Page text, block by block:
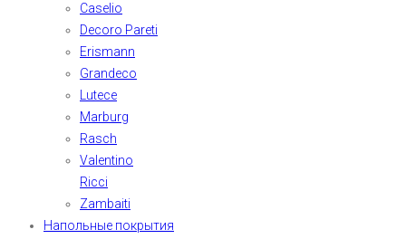
Caselio
Decoro Pareti
Erismann
Grandeco
Lutece
Marburg
Rasch
Valentino
Ricci
Zambaiti
Напольные покрытия